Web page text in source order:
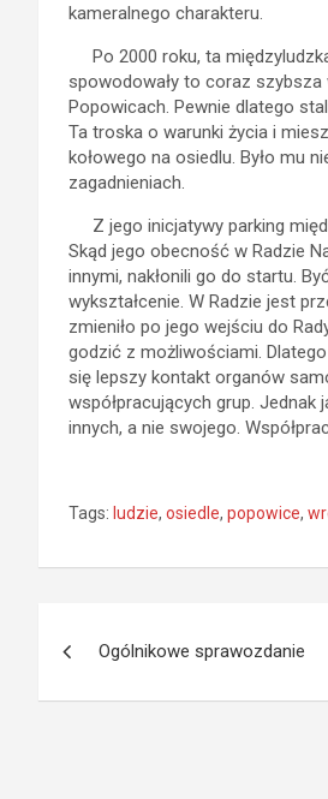
kameralnego charakteru.
Po 2000 roku, ta
spowodowały to coraz
Popowicach. Pewnie dlatego
Ta troska o warunki życia i
kołowego na osiedlu. Było mu
zagadnieniach.
Z jego inicjatywy parking
Skąd jego obecność w Radzie
innymi, nakłonili go do startu.
wykształcenie. W Radzie jest
zmieniło po jego wejściu do
godzić z możliwościami.
się lepszy kontakt organów
współpracujących grup. Jednak
innych, a nie swojego.
Tags: ludzie, osiedle, popowice,
wpisu
Ogólnikowe sprawozdanie